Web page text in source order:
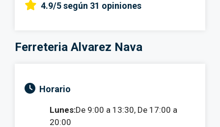
4.9/5según 31 opiniones
Ferreteria Alvarez Nava
Horario
Lunes:De 9:00 a 13:30, De 17:00 a
20:00